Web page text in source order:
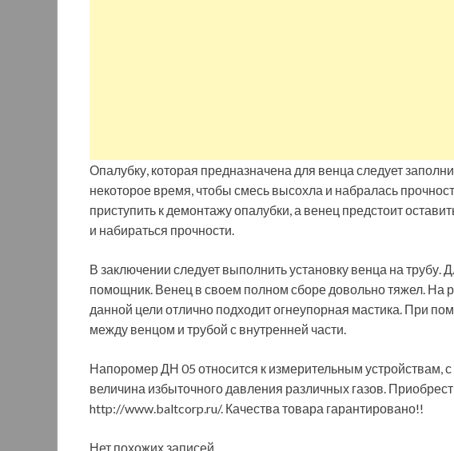
Опалубку, которая предназначена для венца следует
некоторое время, чтобы смесь высохла и набралась
приступить к демонтажу опалубки, а венец предстоит
и набираться прочности.
В заключении следует выполнить установку венца на трубу.
помощник. Венец в своем полном сборе довольно тяжел. На
данной цели отлично подходит огнеупорная мастика. При
между венцом и трубой с внутренней части.
Напоромер ДН 05 относится к измерительным устройствам,
величина избыточного давления различных газов.
http://www.baltcorp.ru/. Качества товара гарантировано!!
Нет похожих записей